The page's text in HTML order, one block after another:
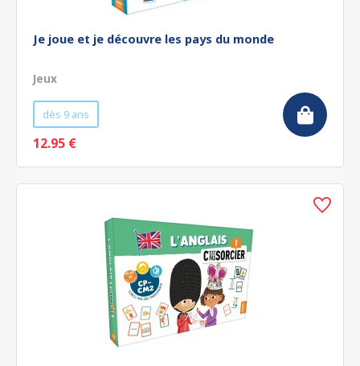
Je joue et je découvre les pays du monde
Jeux
dès 9 ans
12.95 €